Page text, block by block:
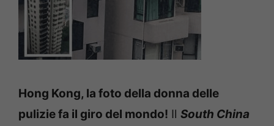
Hong Kong, la foto della donna delle
pulizie fa il giro del mondo! Il South China